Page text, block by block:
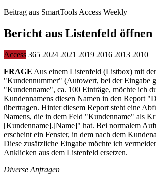
Beitrag aus SmartTools Access Weekly
Bericht aus Listenfeld öffnen
Access 365 2024 2021 2019 2016 2013 2010
FRAGE Aus einem Listenfeld (Listbox) mit
"Kundennummer" (Autowert, bei der Eingabe
"Kundenname", ca. 100 Einträge, möchte ich
Kundennamens diesen Namen in den Report
übertragen. Hinter diesem Report steht eine
Namens, die in dem Feld "Kundenname" als
[Kundenname].[Name]" hat. Bei normalem
erscheint ein Fenster, in dem nach dem
Diese zusätzliche Eingabe möchte ich
Anklicken aus dem Listenfeld ersetzen.
Diverse Anfragen